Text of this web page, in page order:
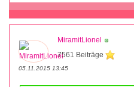
MiramitLionel
7561 Beiträge
05.11.2015 13:45